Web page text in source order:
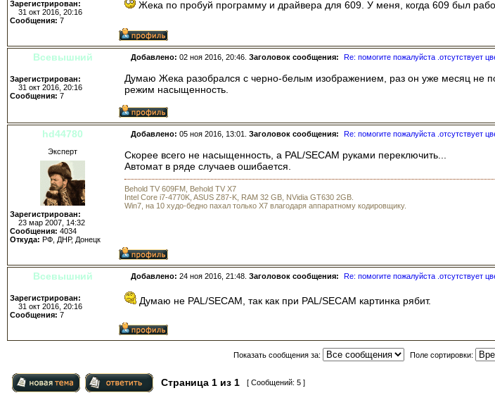
Зарегистрирован:
31 окт 2016, 20:16
Сообщения: 7
Жека по пробуй программу и драйвера для 609. У меня, когда 609 был
Всевышний Добавлено: 02 ноя 2016, 20:46. Заголовок сообщения: Re: помогите пожалуйста .отсутствует
Зарегистрирован:
31 окт 2016, 20:16
Сообщения: 7
Думаю Жека разобрался с черно-белым изображением, раз он уже месяц не
режим насыщенность.
hd44780 Добавлено: 05 ноя 2016, 13:01. Заголовок сообщения: Re: помогите пожалуйста .отсутствует
Эксперт
Зарегистрирован:
23 мар 2007, 14:32
Сообщения: 4034
Откуда: РФ, ДНР, Донецк
Скорее всего не насыщенность, а PAL/SECAM руками переключить...
Автомат в ряде случаев ошибается.
Behold TV 609FM, Behold TV X7
Intel Core i7-4770K, ASUS Z87-K, RAM 32 GB, NVidia GT630 2GB.
Win7, на 10 худо-бедно пахал только X7 влагодаря аппаратному кодировщику.
Всевышний Добавлено: 24 ноя 2016, 21:48. Заголовок сообщения: Re: помогите пожалуйста .отсутствует
Зарегистрирован:
31 окт 2016, 20:16
Сообщения: 7
Думаю не PAL/SECAM, так как при PAL/SECAM картинка рябит.
Показать сообщения за: Поле сортировки:
Страница 1 из 1 [ Сообщений: 5 ]